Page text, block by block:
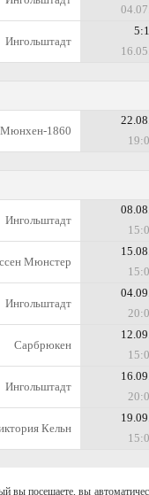
Ингольштадт
5:1
Мюнхен-1860
Ингольштадт
Мюнстер
Ингольштадт
Сарбрюкен
Ингольштадт
Кельн
посещаете, вы